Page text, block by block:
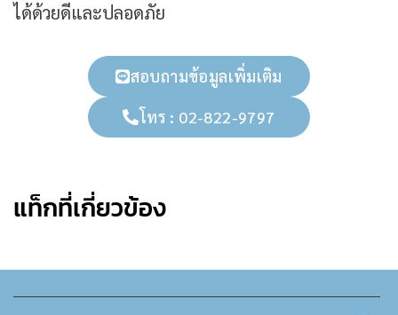
ได้ด้วยดีและปลอดภัย
สอบถามข้อมูลเพิ่มเติม
โทร : 02-822-9797
แท็กที่เกี่ยวข้อง